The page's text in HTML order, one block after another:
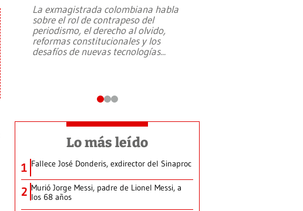
La exmagistrada colombiana habla
sobre el rol de contrapeso del
periodismo, el derecho al olvido,
reformas constitucionales y los
desafíos de nuevas tecnologías...
Lo más leído
1 Fallece José Donderis, exdirector del Sinaproc
2 Murió Jorge Messi, padre de Lionel Messi, a
los 68 años